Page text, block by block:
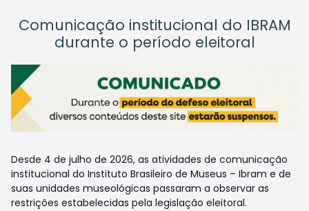
Comunicação institucional do IBRAM
durante o período eleitoral
Desde 4 de julho de 2026, as atividades de comunicação
institucional do Instituto Brasileiro de Museus – Ibram e de
suas unidades museológicas passaram a observar as
restrições estabelecidas pela legislação eleitoral.